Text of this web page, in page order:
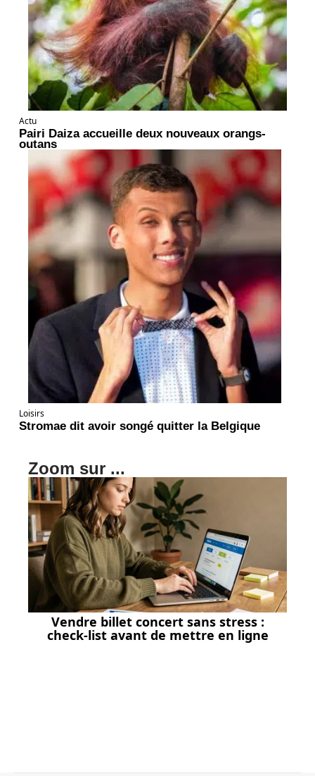
Actu
Pairi Daiza accueille deux nouveaux orangs-
outans
Loisirs
Stromae dit avoir songé quitter la Belgique
Zoom sur ...
Vendre billet concert sans stress :
check-list avant de mettre en ligne